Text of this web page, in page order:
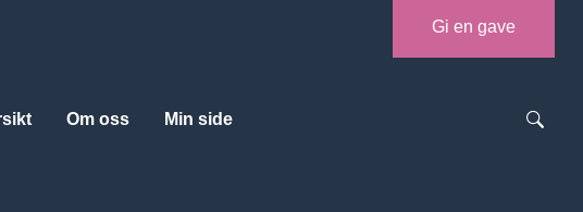
Gi en gave
Om oss Min side